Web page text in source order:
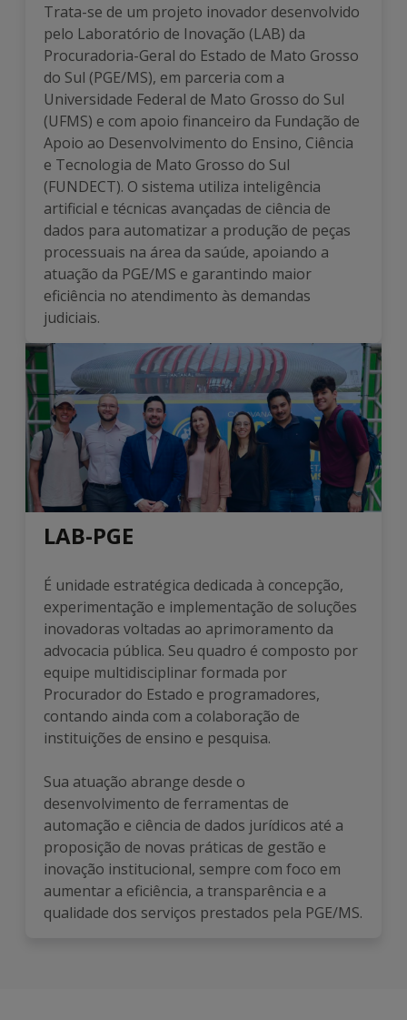
Trata-se de um projeto inovador desenvolvido
pelo Laboratório de Inovação (LAB) da
Procuradoria-Geral do Estado de Mato Grosso
do Sul (PGE/MS), em parceria com a
Universidade Federal de Mato Grosso do Sul
(UFMS) e com apoio financeiro da Fundação de
Apoio ao Desenvolvimento do Ensino, Ciência
e Tecnologia de Mato Grosso do Sul
(FUNDECT). O sistema utiliza inteligência
artificial e técnicas avançadas de ciência de
dados para automatizar a produção de peças
processuais na área da saúde, apoiando a
atuação da PGE/MS e garantindo maior
eficiência no atendimento às demandas
judiciais.
LAB-PGE
É unidade estratégica dedicada à concepção,
experimentação e implementação de soluções
inovadoras voltadas ao aprimoramento da
advocacia pública. Seu quadro é composto por
equipe multidisciplinar formada por
Procurador do Estado e programadores,
contando ainda com a colaboração de
instituições de ensino e pesquisa.
Sua atuação abrange desde o
desenvolvimento de ferramentas de
automação e ciência de dados jurídicos até a
proposição de novas práticas de gestão e
inovação institucional, sempre com foco em
aumentar a eficiência, a transparência e a
qualidade dos serviços prestados pela PGE/MS.